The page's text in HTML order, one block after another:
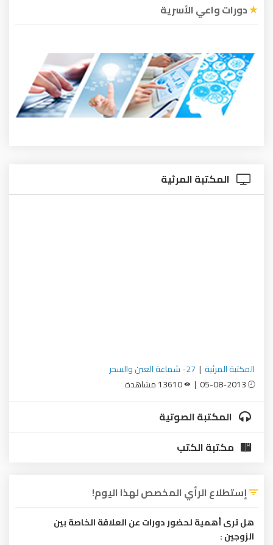
دورات واعي الأسرية
المكتبة المرئية
المكتبة المرئية | 27- شماعة العين والسحر
المكتبة الصوتية
مكتبة الكتب
إستطلاع الرأي المخصص لهذا اليوم!
هل ترى أهمية لحضور دورات عن العلاقة الخاصة بين
الزوجين :